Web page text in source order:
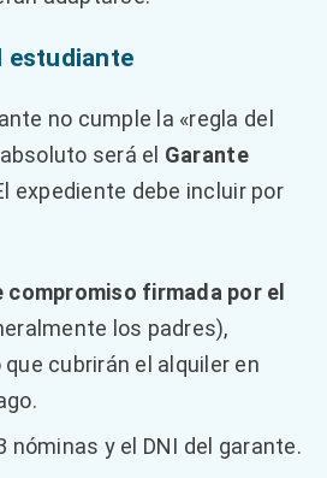
estudiante
no cumple la «regla del
será el Garante
expediente debe incluir por
compromiso firmada por el
los padres),
cubrirán el alquiler en
nóminas y el DNI del garante.